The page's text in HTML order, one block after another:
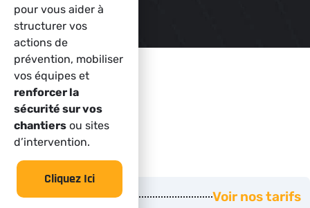
Tarifs
Prix Voir nos tarifs
pour vous aider à
structurer vos
actions de
prévention, mobiliser
vos équipes et
renforcer la
sécurité sur vos
chantiers ou sites
d’intervention.
Cliquez Ici